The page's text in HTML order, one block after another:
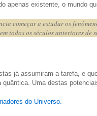
apenas existente, o mundo
começar a estudar os
todos os séculos anteriores de
já assumiram a tarefa, e
Uma destas
do Universo.